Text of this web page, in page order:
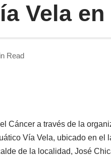
Vela
Read
Cáncer a través de la
Vía Vela, ubicado en el
de la localidad, José